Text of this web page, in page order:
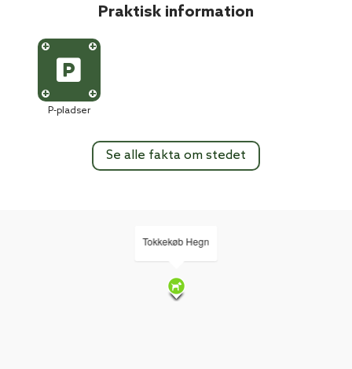
Praktisk information
P-pladser
Se alle fakta om stedet
Tokkekøb Hegn